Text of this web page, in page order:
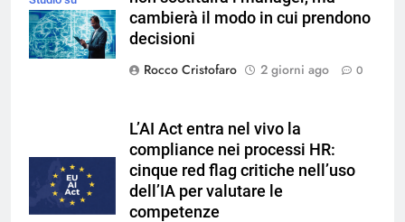
Magnific
cambierà il modo in cui prendono
decisioni
Rocco Cristofaro
2 giorni ago 0
L’AI Act entra nel vivo la
compliance nei processi HR:
cinque red flag critiche nell’uso
dell’IA per valutare le
competenze